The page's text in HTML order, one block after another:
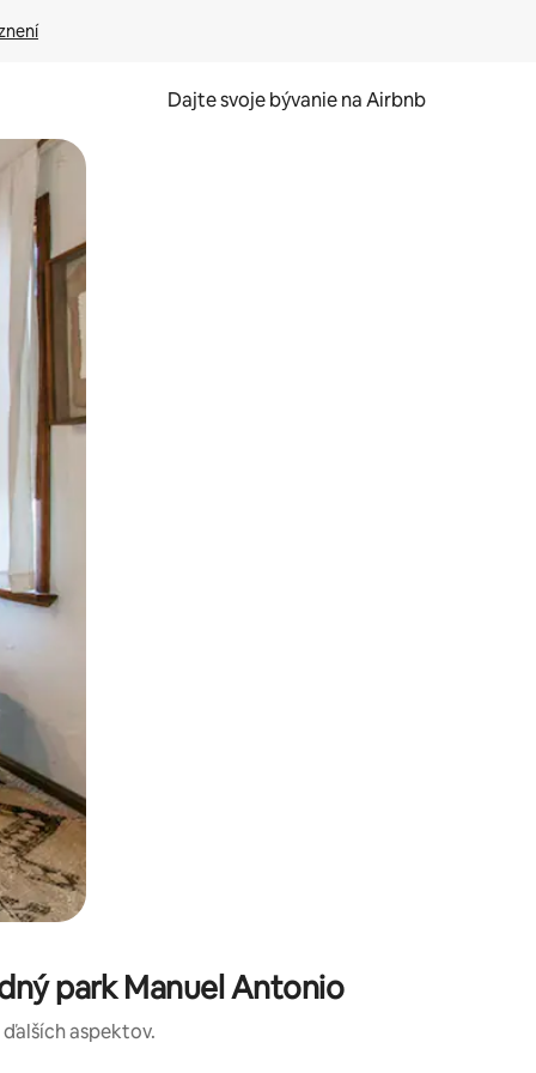
Dajte svoje bývanie na Airbnb
pomocou dotykových gest či potiahnutia prstom.
park Manuel Antonio
aspektov.